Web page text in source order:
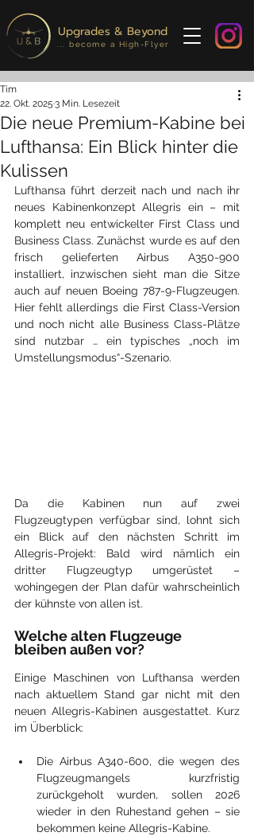
Upgrades & Beyond
... become a High-Flyer
Die neue Premium-Kabine bei
Lufthansa: Ein Blick hinter die
Kulissen
Tim
22. Okt. 2025 3 Min. Lesezeit
Lufthansa führt derzeit nach und nach ihr
neues Kabinenkonzept Allegris ein – mit
komplett neu entwickelter First Class und
Business Class. Zunächst wurde es auf den
frisch gelieferten Airbus A350-900
installiert, inzwischen sieht man die Sitze
auch auf neuen Boeing 787-9-Flugzeugen.
Hier fehlt allerdings die First Class-Version
und noch nicht alle Business Class-Plätze
sind nutzbar … ein typisches „noch im
Umstellungsmodus“-Szenario.
Da die Kabinen nun auf zwei
Flugzeugtypen verfügbar sind, lohnt sich
ein Blick auf den nächsten Schritt im
Allegris-Projekt: Bald wird nämlich ein
dritter Flugzeugtyp umgerüstet –
wohingegen der Plan dafür wahrscheinlich
der kühnste von allen ist.
Welche alten Flugzeuge
bleiben außen vor?
Einige Maschinen von Lufthansa werden
nach aktuellem Stand gar nicht mit den
neuen Allegris-Kabinen ausgestattet. Kurz
im Überblick:
Die Airbus A340-600, die wegen des
Flugzeugmangels kurzfristig
zurückgeholt wurden, sollen 2026
wieder in den Ruhestand gehen – sie
bekommen keine Allegris-Kabine.